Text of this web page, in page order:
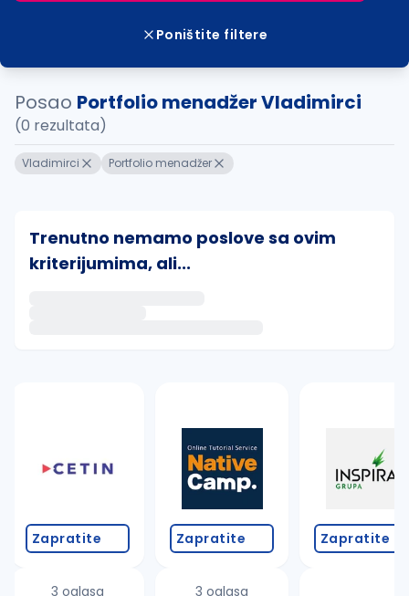
Poništite filtere
Posao Portfolio menadžer Vladimirci
(0 rezultata)
Vladimirci Portfolio menadžer
Trenutno nemamo poslove sa ovim
kriterijumima, ali...
proverite pravopisne greške (koristite č, ć, š, đ,
povećajte radijus za odabrani grad
promenite odabrane filtere pretrage
Zapratite
3 oglasa
Zapratite
3 oglasa
Zapratite